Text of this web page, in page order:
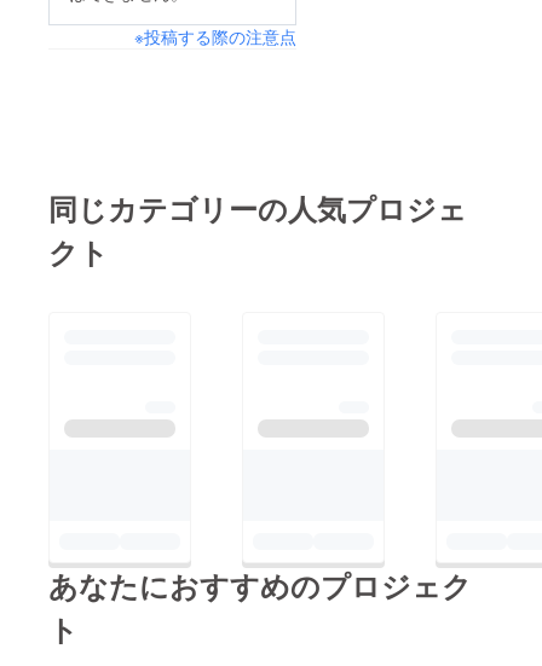
※投稿する際の注意点
同じカテゴリーの人気プロジェ
クト
あなたにおすすめのプロジェク
ト